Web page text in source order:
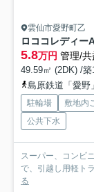
雲仙市愛野町乙
ロココレディー
5.8万円 管理/
49.59㎡ (2DK) /
島原鉄道「愛野
駐輪場 敷地内
公共下水
スーパー、コンビ
で、引越し用軽ト
る